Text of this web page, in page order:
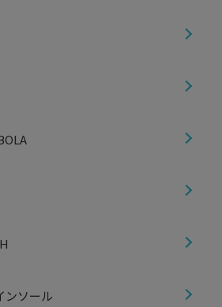
ンソール